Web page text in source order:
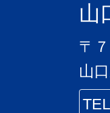
山
〒
山
TEL